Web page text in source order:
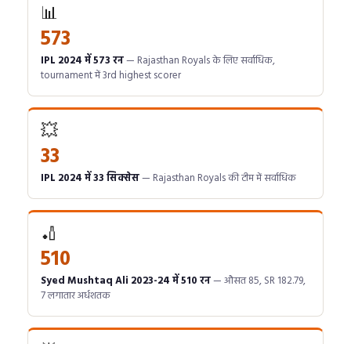
📊
573
IPL 2024 में 573 रन— Rajasthan Royals के लिए सर्वाधिक,
tournament में 3rd highest scorer
💥
33
IPL 2024 में 33 सिक्सेस— Rajasthan Royals की टीम में सर्वाधिक
🏏
510
Syed Mushtaq Ali 2023-24 में 510 रन— औसत 85, SR 182.79,
7 लगातार अर्धशतक